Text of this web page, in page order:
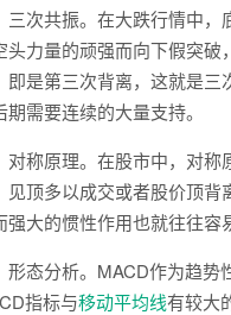
共振。在大跌行情中，
头力量的顽强而向下假突
即是第三次背离，这就是三
需要连续的大量支持。
原理。在股市中，对称
见顶多以成交或者股价顶
强大的惯性作用也就往往容
分析。MACD作为趋势
指标与移动平均线有较大